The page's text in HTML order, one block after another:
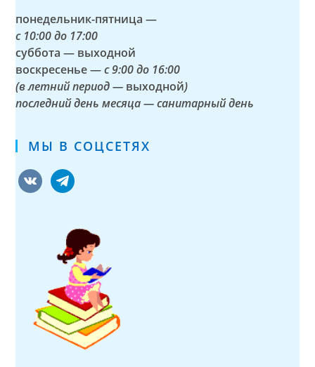
понедельник-пятница —
с 10:00 до 17:00
суббота — выходной
воскресенье —с 9:00 до 16:00
(в летний период — выходной)
последний день месяца — санитарный день
МЫ В СОЦСЕТЯХ
vkontaktetelegram